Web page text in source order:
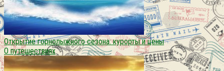
Открытие горнолыжного сезона: курорты и цены
О путешествиях